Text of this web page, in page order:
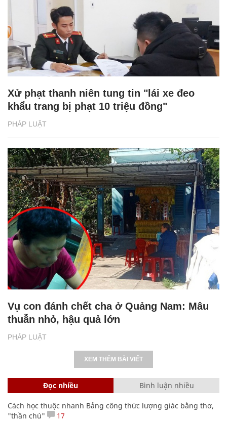
PHÁP LUẬT
Xử phạt thanh niên tung tin "lái xe đeo
khẩu trang bị phạt 10 triệu đồng"
PHÁP LUẬT
Vụ con đánh chết cha ở Quảng Nam: Mâu
thuẫn nhỏ, hậu quả lớn
XEM THÊM BÀI VIẾT
Đọc nhiều Bình luận nhiều
Cách học thuộc nhanh Bảng công thức lượng giác bằng thơ,
"thần chú"
17